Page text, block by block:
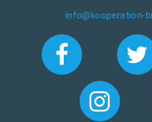
info@kooperation-